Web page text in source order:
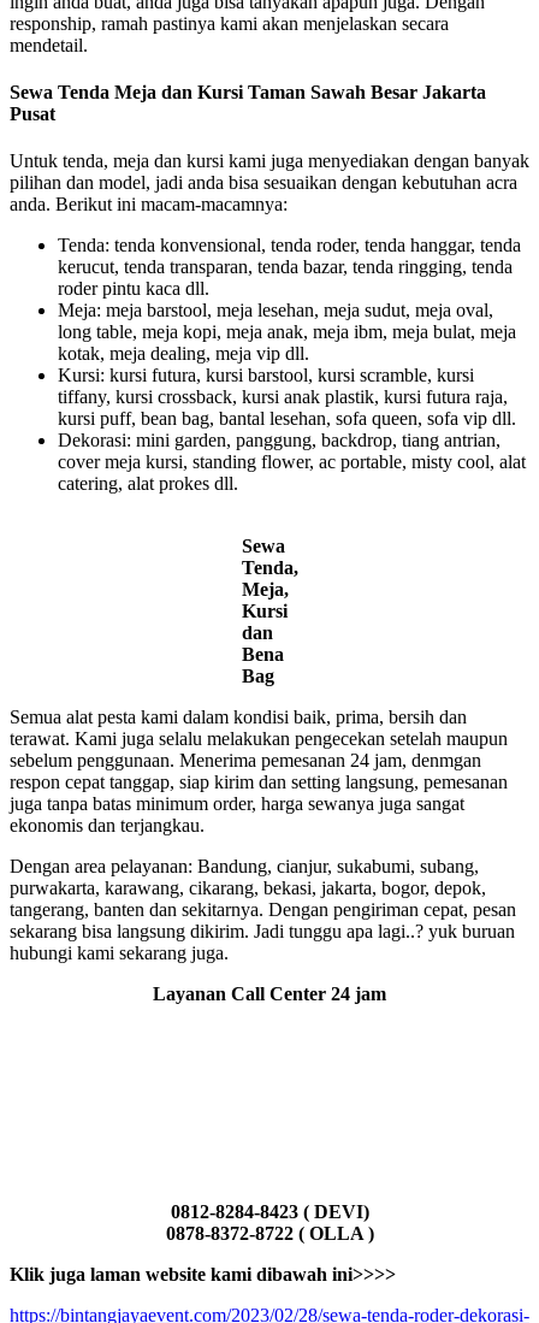
responship, ramah pastinya kami akan menjelaskan secara
mendetail.
Sewa Tenda Meja dan Kursi Taman Sawah Besar Jakarta
Pusat
Untuk tenda, meja dan kursi kami juga menyediakan dengan banyak
pilihan dan model, jadi anda bisa sesuaikan dengan kebutuhan acra
anda. Berikut ini macam-macamnya:
Tenda: tenda konvensional, tenda roder, tenda hanggar, tenda
kerucut, tenda transparan, tenda bazar, tenda ringging, tenda
roder pintu kaca dll.
Meja: meja barstool, meja lesehan, meja sudut, meja oval,
long table, meja kopi, meja anak, meja ibm, meja bulat, meja
kotak, meja dealing, meja vip dll.
Kursi: kursi futura, kursi barstool, kursi scramble, kursi
tiffany, kursi crossback, kursi anak plastik, kursi futura raja,
kursi puff, bean bag, bantal lesehan, sofa queen, sofa vip dll.
Dekorasi: mini garden, panggung, backdrop, tiang antrian,
cover meja kursi, standing flower, ac portable, misty cool, alat
catering, alat prokes dll.
Sewa
Tenda,
Meja,
Kursi
dan
Bena
Bag
Semua alat pesta kami dalam kondisi baik, prima, bersih dan
terawat. Kami juga selalu melakukan pengecekan setelah maupun
sebelum penggunaan. Menerima pemesanan 24 jam, denmgan
respon cepat tanggap, siap kirim dan setting langsung, pemesanan
juga tanpa batas minimum order, harga sewanya juga sangat
ekonomis dan terjangkau.
Dengan area pelayanan: Bandung, cianjur, sukabumi, subang,
purwakarta, karawang, cikarang, bekasi, jakarta, bogor, depok,
tangerang, banten dan sekitarnya. Dengan pengiriman cepat, pesan
sekarang bisa langsung dikirim. Jadi tunggu apa lagi..? yuk buruan
hubungi kami sekarang juga.
Layanan Call Center 24 jam
0812-8284-8423 ( DEVI)
0878-8372-8722 ( OLLA )
Klik juga laman website kami dibawah ini>>>>
https://bintangjayaevent.com/2023/02/28/sewa-tenda-roder-dekorasi-